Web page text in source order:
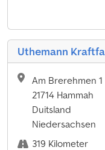
Uthemann
Am Brerehmen 1
21714 Hammah
Duitsland
Niedersachsen
319 Kilometer